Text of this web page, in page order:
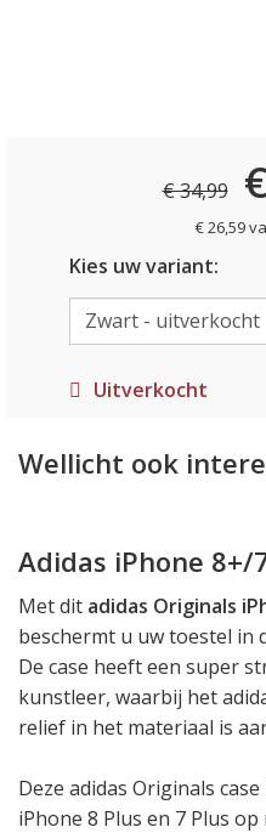
€ 34,99
€ 26,59
Kies uw variant:
Uitverkocht
Wellicht ook
Adidas iPhone 8+/
Met dit adidas Originals
beschermt u uw toestel in
De case heeft een super
kunstleer, waarbij het
relief in het materiaal is
Deze adidas Originals
iPhone 8 Plus en 7 Plus